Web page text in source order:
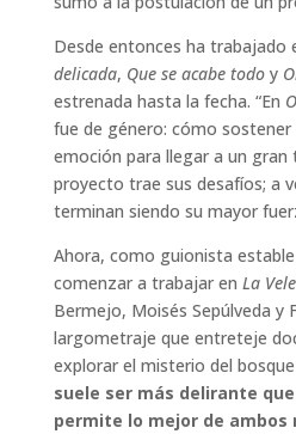
Desde entonces ha trabajado
delicada, Que se acabe todoy
estrenada hasta la fecha. “En
fue de género: cómo sostener
emoción para llegar a un gran
proyecto trae sus desafíos; a
terminan siendo su mayor
Ahora, como guionista estable
comenzar a trabajar en La
Bermejo, Moisés Sepúlveda y
largometraje que entreteje
explorar el misterio del
suele ser más delirante
permite lo mejor de ambos